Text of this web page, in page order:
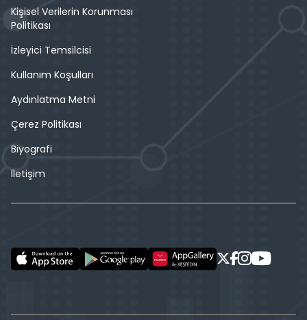
Kişisel Verilerin Korunması
Politikası
İzleyici Temsilcisi
Kullanım Koşulları
Aydınlatma Metni
Çerez Politikası
Biyografi
İletişim